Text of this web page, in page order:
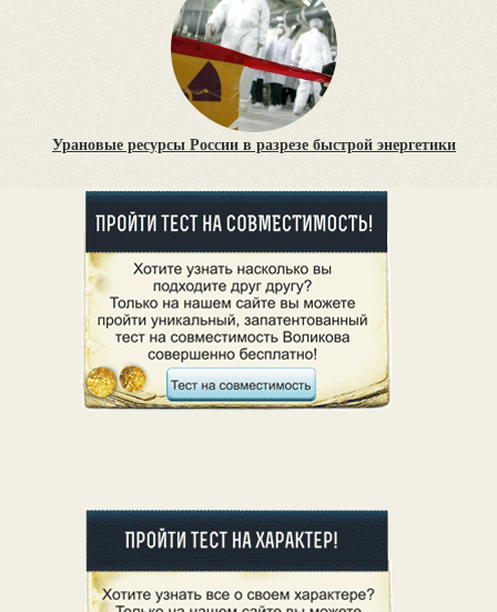
Урановые ресурсы России в разрезе быстрой энергетики